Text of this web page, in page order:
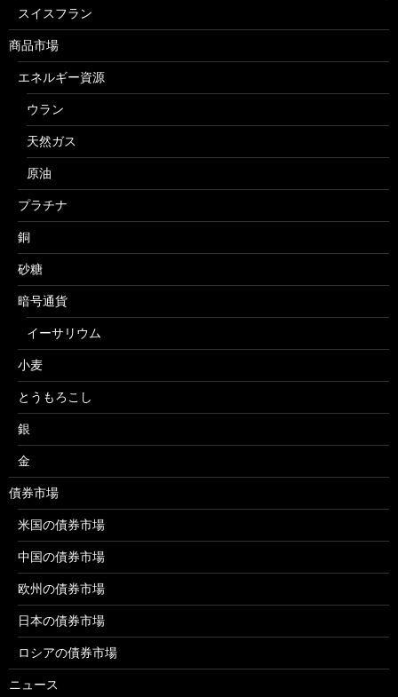
スイスフラン
商品市場
エネルギー資源
ウラン
天然ガス
原油
プラチナ
銅
砂糖
暗号通貨
イーサリウム
小麦
とうもろこし
銀
金
債券市場
米国の債券市場
中国の債券市場
欧州の債券市場
日本の債券市場
ロシアの債券市場
ニュース